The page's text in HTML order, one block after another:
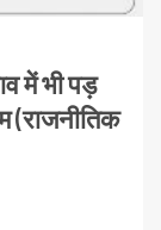
में भी पड़
(राजनीतिक